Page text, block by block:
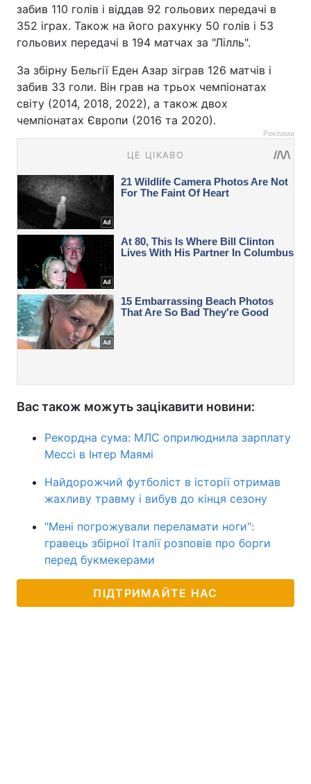
забив 110 голів і віддав 92 гольових передачі в
352 іграх. Також на його рахунку 50 голів і 53
гольових передачі в 194 матчах за "Лілль".
За збірну Бельгії Еден Азар зіграв 126 матчів і
забив 33 голи. Він грав на трьох чемпіонатах
світу (2014, 2018, 2022), а також двох
чемпіонатах Європи (2016 та 2020).
Реклама
Вас також можуть зацікавити новини:
Рекордна сума: МЛС оприлюднила зарплату
Мессі в Інтер Маямі
Найдорожчий футболіст в історії отримав
жахливу травму і вибув до кінця сезону
"Мені погрожували переламати ноги":
гравець збірної Італії розповів про борги
перед букмекерами
ПІДТРИМАЙТЕ НАС